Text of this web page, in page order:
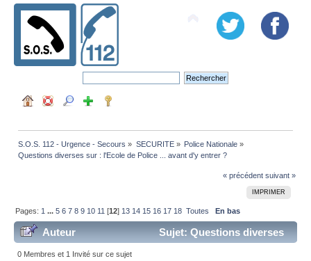
S.O.S. 112 - Urgence - Secours » SECURITE» Police Nationale»
Questions diverses sur : l'Ecole de Police ... avant d'y entrer ?
« précédent suivant »
IMPRIMER
Pages: 1 ...5 6 7 8 9 10 11 [12] 13 14 15 16 17 18 Toutes En bas
Auteur
Sujet: Questions diverses
sur : l'Ecole de Police ... avant d'y entrer ? (Lu 472262
0 Membres et 1 Invité sur ce sujet